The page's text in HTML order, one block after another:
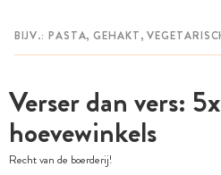
Verser dan vers:
hoevewinkels
Recht van de boerderij!
MIJN BEWAARDE RECEPTEN